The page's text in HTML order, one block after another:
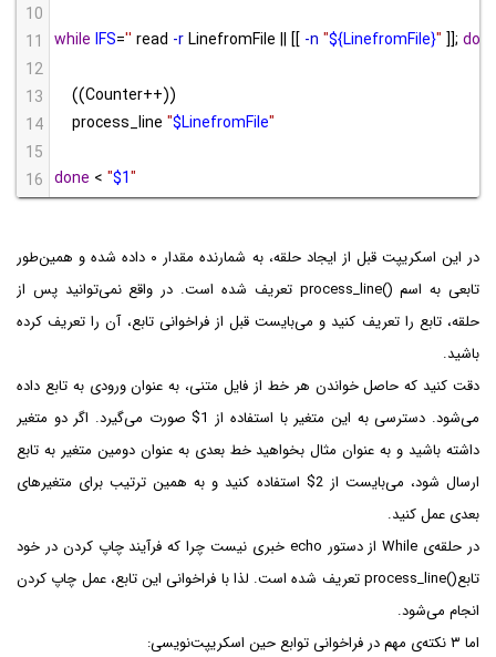
10
11 while IFS='' read -r LinefromFile || [[ -n "${LinefromFile}" ]]; do
12
13
    ((Counter
++))
14
    process_line
"$LinefromFile"
15
16 done < "$1"
در این اسکریپت قبل از ایجاد حلقه، به شمارنده مقدار ۰ داده شده و همین‌طور
تابعی به اسم process_line() تعریف شده است. در واقع نمی‌توانید پس از
حلقه، تابع را تعریف کنید و می‌بایست قبل از فراخوانی تابع، آن را تعریف کرده
باشید.
دقت کنید که حاصل خواندن هر خط از فایل متنی، به عنوان ورودی به تابع داده
می‌شود. دسترسی به این متغیر با استفاده از $1صورت می‌گیرد. اگر دو متغیر
داشته باشید و به عنوان مثال بخواهید خط بعدی به عنوان دومین متغیر به تابع
ارسال شود، می‌بایست از$2 استفاده کنید و به همین ترتیب برای متغیرهای
بعدی عمل کنید.
در حلقه‌ی While از دستور echo خبری نیست چرا که فرآیند چاپ کردن در خود
تابعprocess_line()تعریف شده است. لذا با فراخوانی این تابع، عمل چاپ کردن
انجام می‌شود.
اما ۳ نکته‌ی مهم در فراخوانی توابع حین اسکریپت‌نویسی: